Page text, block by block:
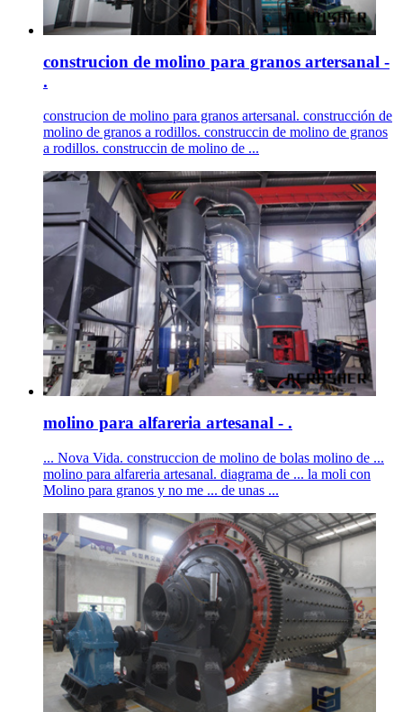
construcion de molino para granos artersanal -
.
construcion de molino para granos artersanal. construcción de
molino de granos a rodillos. construccin de molino de granos
a rodillos. construccin de molino de ...
molino para alfareria artesanal - .
... Nova Vida. construccion de molino de bolas molino de ...
molino para alfareria artesanal. diagrama de ... la moli con
Molino para granos y no me ... de unas ...